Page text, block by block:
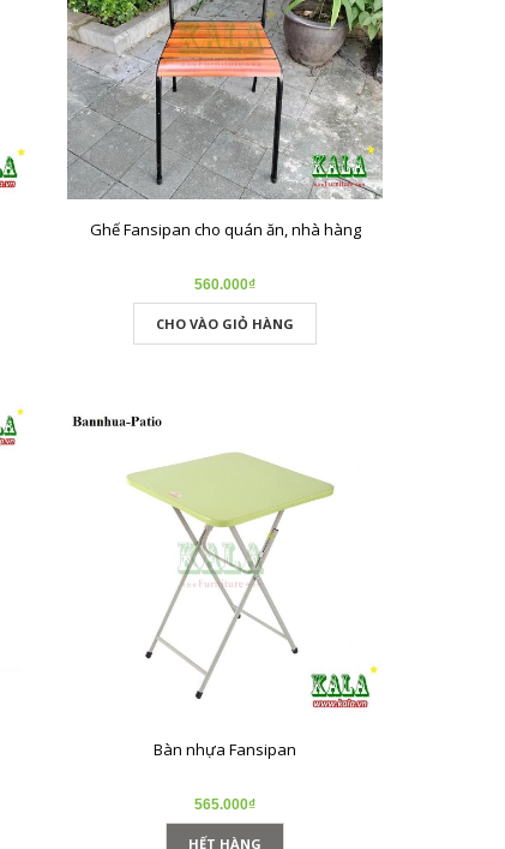
Ghế Fansipan cho quán ăn, nhà hàng
560.000₫
CHO VÀO GIỎ HÀNG
Bàn nhựa Fansipan
565.000₫
HẾT HÀNG